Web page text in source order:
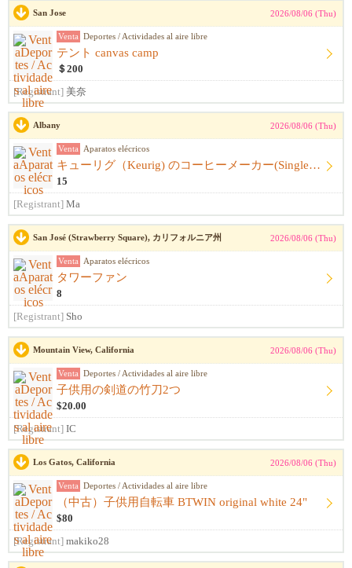
San Jose 2026/08/06 (Thu)
Venta Deportes / Actividades al aire libre
テント canvas camp
＄200
[Registrant] 美奈
Albany 2026/08/06 (Thu)
Venta Aparatos elécricos
キューリグ（Keurig) のコーヒーメーカー(Single Serve Coffee) Maker
15
[Registrant] Ma
San José (Strawberry Square), カリフォルニア州 2026/08/06 (Thu)
Venta Aparatos elécricos
タワーファン
8
[Registrant] Sho
Mountain View, California 2026/08/06 (Thu)
Venta Deportes / Actividades al aire libre
子供用の剣道の竹刀2つ
$20.00
[Registrant] IC
Los Gatos, California 2026/08/06 (Thu)
Venta Deportes / Actividades al aire libre
（中古）子供用自転車 BTWIN original white 24"
$80
[Registrant] makiko28